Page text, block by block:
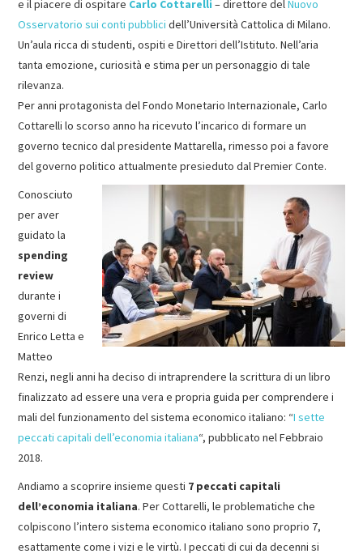
e il piacere di ospitare Carlo Cottarelli – direttore delNuovo
Osservatorio sui conti pubblici dell’Università Cattolica di Milano.
Un’aula ricca di studenti, ospiti e Direttori dell’Istituto. Nell’aria
tanta emozione, curiosità e stima per un personaggio di tale
rilevanza.
Per anni protagonista del Fondo Monetario Internazionale, Carlo
Cottarelli lo scorso anno ha ricevuto l’incarico di formare un
governo tecnico dal presidente Mattarella, rimesso poi a favore
del governo politico attualmente presieduto dal Premier Conte.
Conosciuto
per aver
guidato la
spending
review
durante i
governi di
Enrico Letta e
Matteo
Renzi, negli anni ha deciso di intraprendere la scrittura di un libro
finalizzato ad essere una vera e propria guida per comprendere i
mali del funzionamento del sistema economico italiano: “I sette
peccati capitali dell’economia italiana“, pubblicato nel Febbraio
2018.
Andiamo a scoprire insieme questi 7 peccati capitali
dell’economia italiana. Per Cottarelli, le problematiche che
colpiscono l’intero sistema economico italiano sono proprio 7,
esattamente come i vizi e le virtù. I peccati di cui da decenni si